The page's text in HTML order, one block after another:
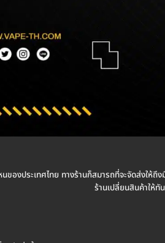
นของประเทศไทย ทางร้านก็สมารถที่จะจัดส่งให้
ร้านเปลี่ยนสินค้าให้ทั